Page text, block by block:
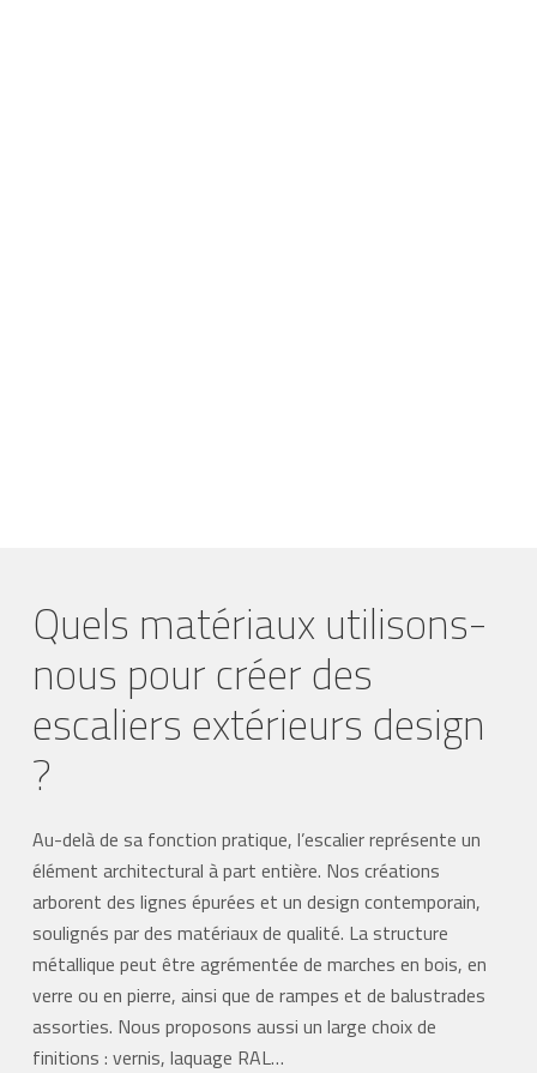
Quels matériaux utilisons-
nous pour créer des
escaliers extérieurs design
?
Au-delà de sa fonction pratique, l’escalier représente un
élément architectural à part entière. Nos créations
arborent des lignes épurées et un design contemporain,
soulignés par des matériaux de qualité. La structure
métallique peut être agrémentée de marches en bois, en
verre ou en pierre, ainsi que de rampes et de balustrades
assorties. Nous proposons aussi un large choix de
finitions : vernis, laquage RAL…